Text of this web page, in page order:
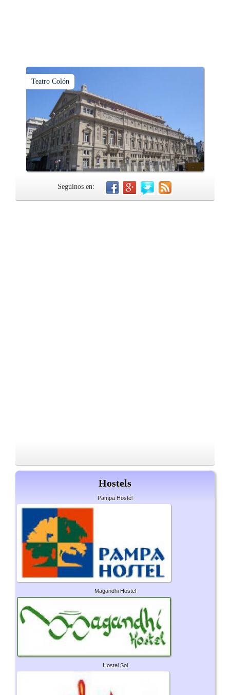
Teatro Colón
Seguinos en:
Hostels
Pampa Hostel
Magandhi Hostel
Hostel Sol